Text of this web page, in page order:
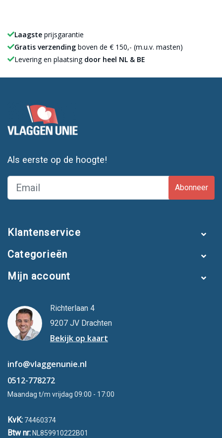
Laagste prijsgarantie
Gratis verzending boven de € 150,- (m.u.v. masten)
Levering en plaatsing door heel NL & BE
Als eerste op de hoogte!
Abonneer
Klantenservice
Categorieën
Mijn account
Richterlaan 4
9207 JV Drachten
Bekijk op kaart
info@vlaggenunie.nl
0512-778272
Maandag t/m vrijdag 09:00 - 17:00
KvK: 74460374
Btw nr:NL859910222B01